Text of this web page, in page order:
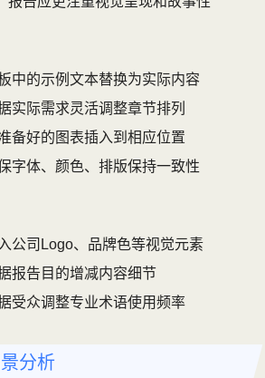
中的示例文本替换为实际内容
实际需求灵活调整章节排列
备好的图表插入到相应位置
字体、颜色、排版保持一致性
公司Logo、品牌色等视觉元素
报告目的增减内容细节
受众调整专业术语使用频率
分析